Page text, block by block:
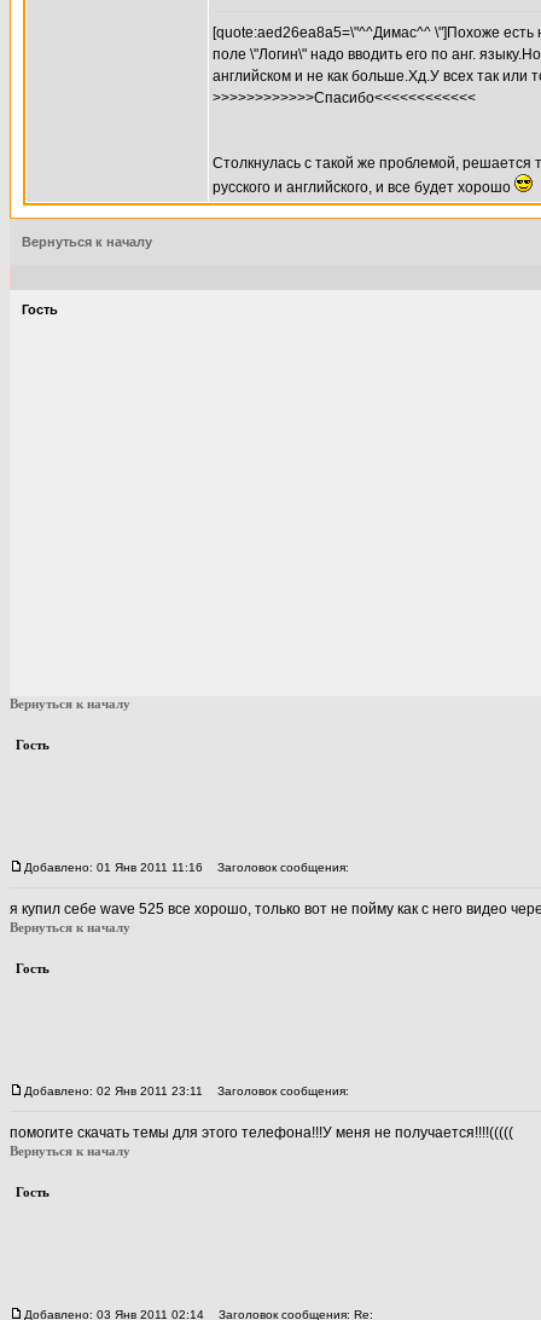
[quote:aed26ea8a5=\"^^Димас^^ \"]Похоже
поле \"Логин\" надо вводить его по анг.
английском и не как больше.Хд.У всех так
>>>>>>>>>>>>Спасибо<<<<<<<<<<<<
Столкнулась с такой же проблемой, решается
русского и английского, и все будет хорошо
Вернуться к началу
Гость
Вернуться к началу
Гость
Добавлено: 01 Янв 2011 11:16 Заголовок сообщения:
я купил себе wave 525 все хорошо, только вот не пойму как с него видео
Вернуться к началу
Гость
Добавлено: 02 Янв 2011 23:11 Заголовок сообщения:
помогите скачать темы для этого телефона!!!У меня не получается!!!!(((((
Вернуться к началу
Гость
Добавлено: 03 Янв 2011 02:14 Заголовок сообщения: Re: